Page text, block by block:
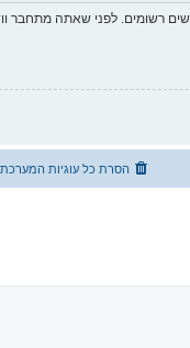
רשומים. לפני שאתה מתחבר
הסרת כל עוגיות המערכת